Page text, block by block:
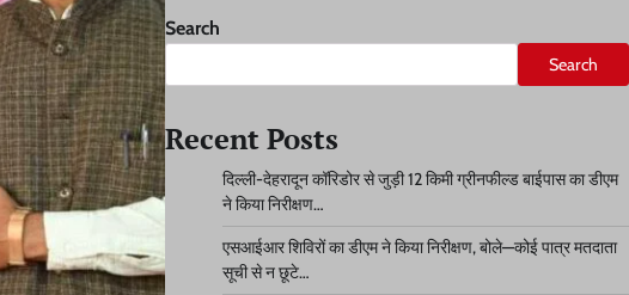
Search
Search
Recent Posts
दिल्ली-देहरादून कॉरिडोर से जुड़ी 12 किमी ग्रीनफील्ड बाईपास का डीएम
ने किया निरीक्षण…
एसआईआर शिविरों का डीएम ने किया निरीक्षण, बोले—कोई पात्र मतदाता
सूची से न छूटे…